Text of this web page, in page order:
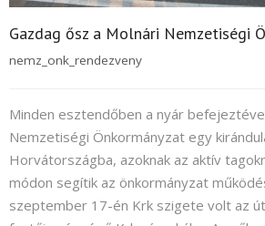
Gazdag ősz a Molnári Nemzetiségi
nemz_onk_rendezveny
Minden esztendőben a nyár
Nemzetiségi Önkormányzat egy
Horvátországba, azoknak az aktív
módon segítik az önkormányzat
szeptember 17-én Krk szigete volt az